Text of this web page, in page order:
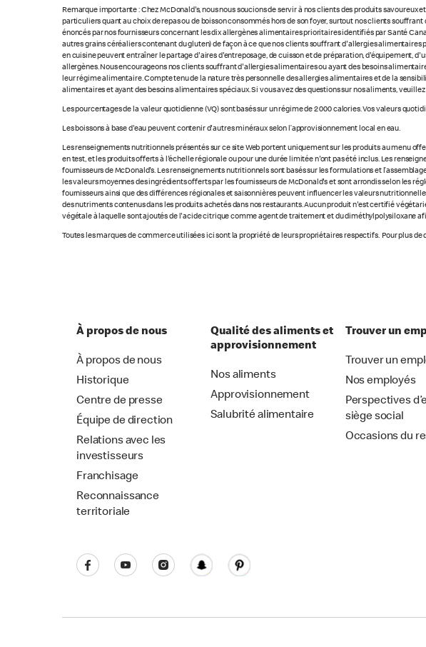
Remarque importante : Chez McDonald's, nous nous soucions de servir à nos clients des produits
particuliers quant au choix de repas ou de boisson consommés hors de son foyer, surtout nos clients
énoncés par nos fournisseurs concernant les dix allergènes alimentaires prioritaires identifiés par Santé
autres grains céréaliers contenant du gluten) de façon à ce que nos clients souffrant d'allergies
en cuisine peuvent entraîner le partage d'aires d'entreposage, de cuisson et de préparation, d'équipement,
allergènes. Nous encourageons nos clients souffrant d'allergies alimentaires ou ayant des besoins
leur régime alimentaire. Compte tenu de la nature très personnelle des allergies alimentaires et de la
alimentaires et ayant des besoins alimentaires spéciaux. Si vous avez des questions sur nos aliments,
Les pourcentages de la valeur quotidienne (VQ) sont basés sur un régime de 2 000 calories. Vos valeurs
Les boissons à base d'eau peuvent contenir d'autres minéraux selon l’approvisionnement local en eau.
Les renseignements nutritionnels présentés sur ce site Web portent uniquement sur les produits au menu
en test, et les produits offerts à l'échelle régionale ou pour une durée limitée n'ont pas été inclus. Les
fournisseurs de McDonald's. Les renseignements nutritionnels sont basés sur les formulations et
les valeurs moyennes des ingrédients offerts par les fournisseurs de McDonald's et sont arrondis selon les
fournisseurs ainsi que des différences régionales et saisonnières peuvent influencer les valeurs
des nutriments contenus dans les produits achetés dans nos restaurants. Aucun produit n'est certifié
végétale à laquelle sont ajoutés de l'acide citrique comme agent de traitement et du diméthylpolysiloxane
Toutes les marques de commerce utilisées ici sont la propriété de leurs propriétaires respectifs. Pour plus
À propos de nous
À propos de nous
Historique
Centre de presse
Équipe de direction
Relations avec les
investisseurs
Franchisage
Reconnaissance
territoriale
Qualité des aliments et
approvisionnement
Nos aliments
Approvisionnement
Salubrité alimentaire
Trouver un
Trouver un
Nos employés
Perspectives
siège social
Occasions du